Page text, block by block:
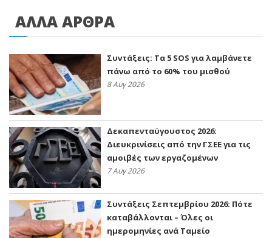
ΑΛΛΑ ΑΡΘΡΑ
Συντάξεις: Τα 5 SOS για λαμβάνετε
πάνω από το 60% του μισθού
8 Αυγ 2026
Δεκαπενταύγουστος 2026:
Διευκρινίσεις από την ΓΣΕΕ για τις
αμοιβές των εργαζομένων
7 Αυγ 2026
Συντάξεις Σεπτεμβρίου 2026: Πότε
καταβάλλονται – Όλες οι
ημερομηνίες ανά Ταμείο